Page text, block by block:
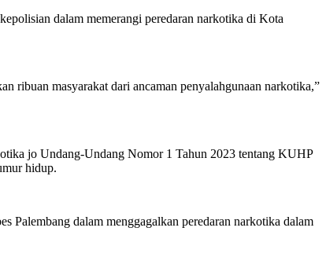
dalam memerangi peredaran narkotika di Kota
ribuan masyarakat dari ancaman penyalahgunaan narkotika,”
jo Undang-Undang Nomor 1 Tahun 2023 tentang KUHP
hidup.
Palembang dalam menggagalkan peredaran narkotika dalam